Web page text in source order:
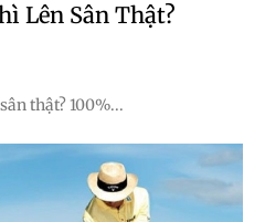
Lên Sân Thật?
thật? 100%...